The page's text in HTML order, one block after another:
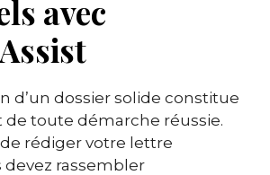
avec
d’un dossier solide constitue
toute démarche réussie.
rédiger votre lettre
devez rassembler